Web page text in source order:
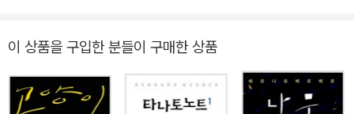
주 시노의 『슬픈 호랑이』 등이 있다.
어느 시점, 기상천외한 시도로 그 위기를 넘어서려는 일군의 과학자
들이 있다. 그들은 인류가 살아남기 위해서는 생물학적으로 진화해야
한다는 믿음을 갖고 있다. 그들은 마침내 생명 공학의 힘으로 새로운
이 상품을 구입한 분들이 구매한 상품